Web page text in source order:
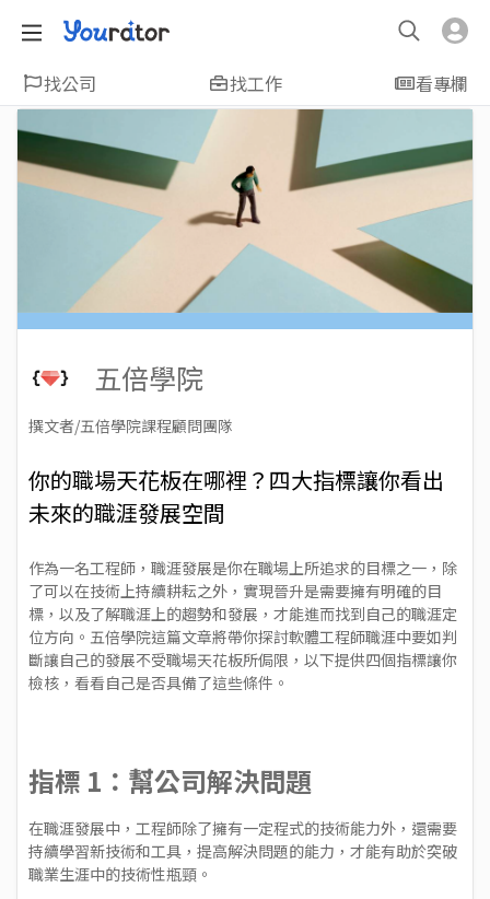
找公司 找工作 看專欄
五倍學院
撰文者/五倍學院課程顧問團隊
你的職場天花板在哪裡？四大指標讓你看出
未來的職涯發展空間
作為一名工程師，職涯發展是你在職場上所追求的目標之一，除
了可以在技術上持續耕耘之外，實現晉升是需要擁有明確的目
標，以及了解職涯上的趨勢和發展，才能進而找到自己的職涯定
位方向。五倍學院這篇文章將帶你探討軟體工程師職涯中要如判
斷讓自己的發展不受職場天花板所侷限，以下提供四個指標讓你
檢核，看看自己是否具備了這些條件。
指標 1：幫公司解決問題
在職涯發展中，工程師除了擁有一定程式的技術能力外，還需要
持續學習新技術和工具，提高解決問題的能力，才能有助於突破
職業生涯中的技術性瓶頸。